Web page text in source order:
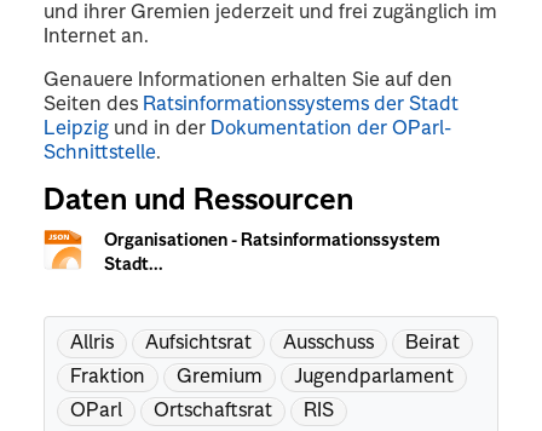
und ihrer Gremien jederzeit und frei zugänglich im
Internet an.
Genauere Informationen erhalten Sie auf den
Seiten des Ratsinformationssystems der Stadt
Leipzig und in der Dokumentation der OParl-
Schnittstelle.
Daten und Ressourcen
Organisationen - Ratsinformationssystem
Stadt...
Allris Aufsichtsrat Ausschuss
Beirat
Fraktion
Gremium
Jugendparlament
OParl
Ortschaftsrat
RIS